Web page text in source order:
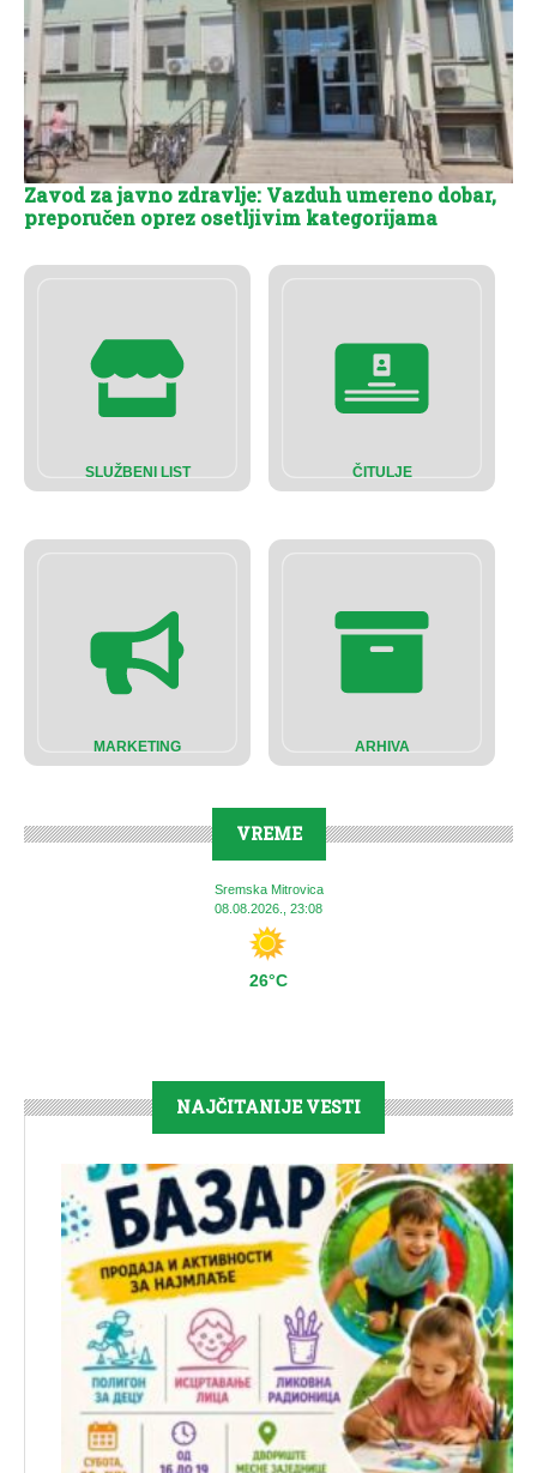
SLUŽBENI LIST ČITULJE
MARKETING ARHIVA
VREME
Sremska Mitrovica
08.08.2026., 23:08
26°C
Zavod za javno zdravlje: Vazduh umereno dobar,
preporučen oprez osetljivim kategorijama
NAJČITANIJE VESTI